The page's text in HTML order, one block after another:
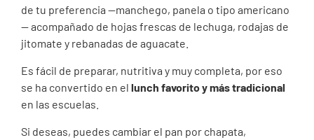
de tu preferencia —manchego, panela o tipo americano
— acompañado de hojas frescas de lechuga, rodajas de
jitomate y rebanadas de aguacate.
Es fácil de preparar, nutritiva y muy completa, por eso
se ha convertido en el lunch favorito y más tradicional
en las escuelas.
Si deseas, puedes cambiar el pan por chapata,